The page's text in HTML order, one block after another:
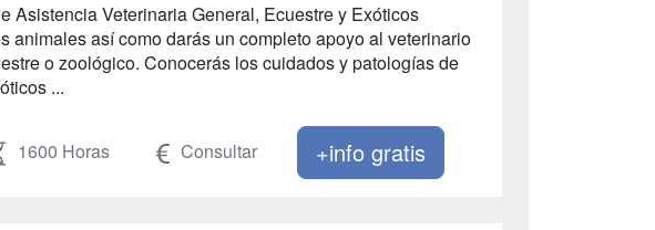
Asistencia Veterinaria General, Ecuestre y Exóticos
animales así como darás un completo apoyo al veterinario
o zoológico. Conocerás los cuidados y patologías de
...
1600 Horas Consultar +info gratis